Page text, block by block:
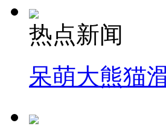
热点新闻
呆萌大熊猫